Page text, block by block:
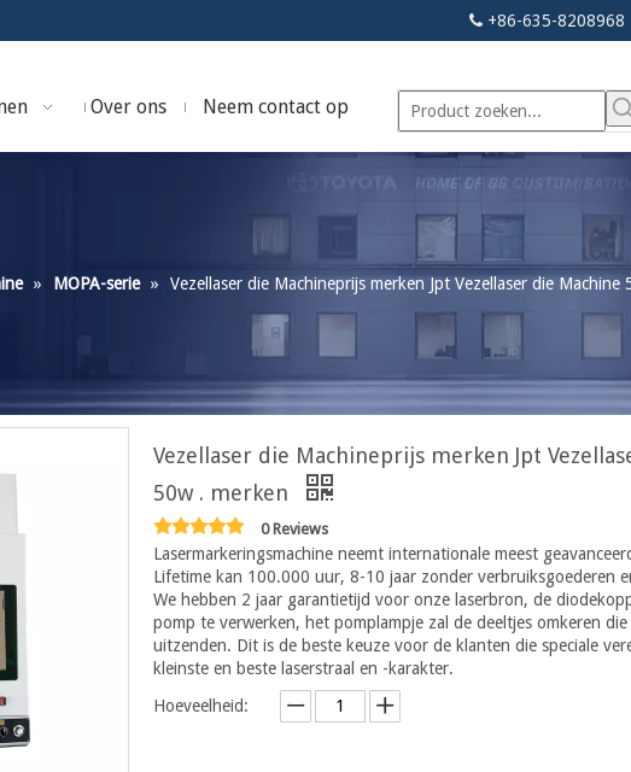
 +86-635-
Over ons Neem contact op
» MOPA-serie » Vezellaser die Machineprijs merken Jpt Vezellaser die Machine
Vezellaser die Machineprijs merken Jpt
50w . merken
0 Reviews
Lasermarkeringsmachine neemt internationale meest
Lifetime kan 100.000 uur, 8-10 jaar zonder verbruiksgoederen
We hebben 2 jaar garantietijd voor onze laserbron, de
pomp te verwerken, het pomplampje zal de deeltjes omkeren
uitzenden. Dit is de beste keuze voor de klanten die speciale
kleinste en beste laserstraal en -karakter.
Hoeveelheid: